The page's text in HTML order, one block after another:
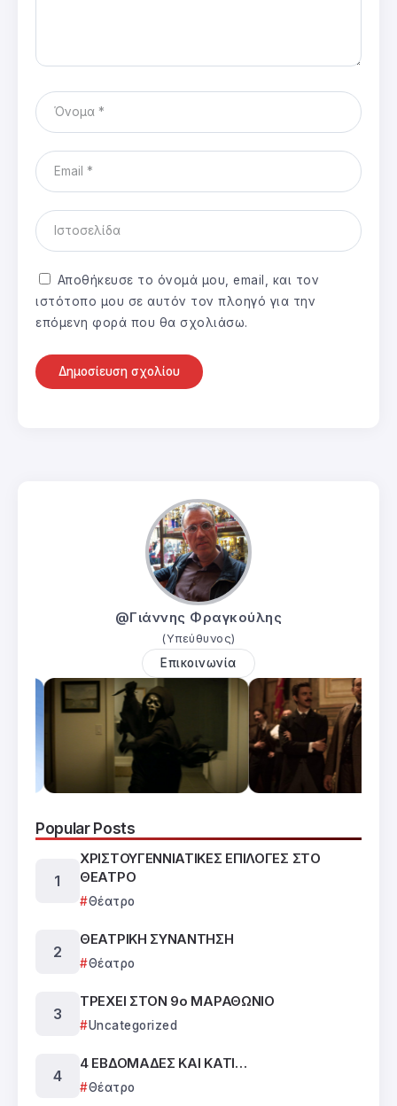
Αποθήκευσε το όνομά μου, email, και τον
ιστότοπο μου σε αυτόν τον πλοηγό για την
επόμενη φορά που θα σχολιάσω.
@Γιάννης Φραγκούλης
(Υπεύθυνος)
Επικοινωνία
Popular Posts
ΧΡΙΣΤΟΥΓΕΝΝΙΑΤΙΚΕΣ ΕΠΙΛΟΓΕΣ ΣΤΟ
ΘΕΑΤΡΟ
Θέατρο
ΘΕΑΤΡΙΚΗ ΣΥΝΑΝΤΗΣΗ
Θέατρο
ΤΡΕΧΕΙ ΣΤΟΝ 9ο ΜΑΡΑΘΩΝΙΟ
Uncategorized
4 ΕΒΔΟΜΑΔΕΣ ΚΑΙ ΚΑΤΙ…
Θέατρο